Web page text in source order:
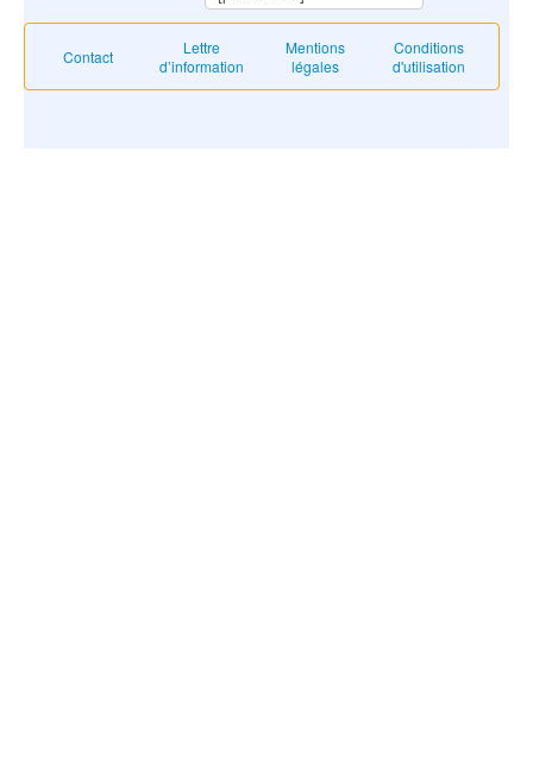
Contact
Lettre
d’information
Mentions
légales
Conditions
d'utilisation